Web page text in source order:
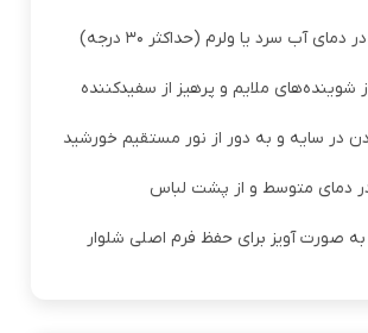
آب سرد یا ولرم (حداکثر ۳۰ درجه)
شوینده‌های ملایم و پرهیز از سفیدکننده
در سایه و به دور از نور مستقیم خورشید
دمای متوسط و از پشت لباس
صورت آویز برای حفظ فرم اصلی شلوار